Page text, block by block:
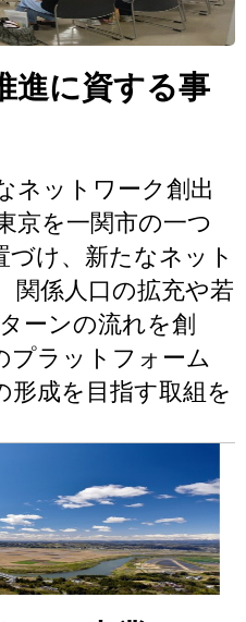
進に資する事
ネットワーク創出
京を一関市の一つ
づけ、新たなネット
関係人口の拡充や若
ーンの流れを創
プラットフォーム
形成を目指す取組を